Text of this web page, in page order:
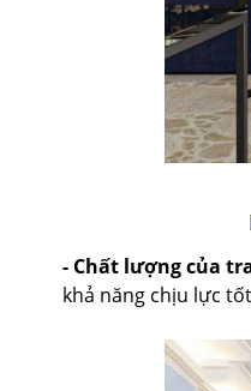
- Chất lượng của
khả năng chịu lực